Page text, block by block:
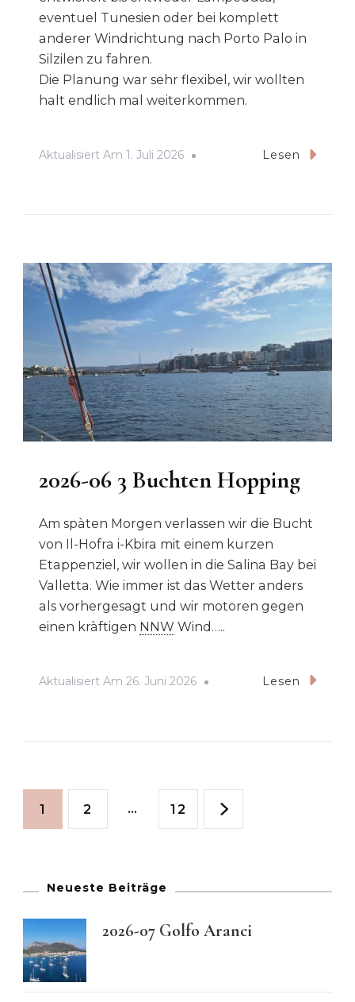
eventuel Tunesien oder bei komplett
anderer Windrichtung nach Porto Palo in
Silzilen zu fahren.
Die Planung war sehr flexibel, wir wollten
halt endlich mal weiterkommen.
Aktualisiert Am 1. Juli 2026 Lesen
2026-06 3 Buchten Hopping
Am spàten Morgen verlassen wir die Bucht
von Il-Hofra i-Kbira mit einem kurzen
Etappenziel, wir wollen in die Salina Bay bei
Valletta. Wie immer ist das Wetter anders
als vorhergesagt und wir motoren gegen
einen kràftigen NNW Wind…..
Aktualisiert Am 26. Juni 2026 Lesen
Beiträge
Seite
1 Seite
2 … Seite
12
Neueste Beiträge
2026-07 Golfo Aranci